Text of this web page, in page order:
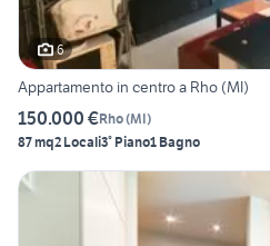
6
Appartamento in centro a Rho (MI)
150.000 €Rho(MI)
87 mq2 Locali3° Piano1 Bagno